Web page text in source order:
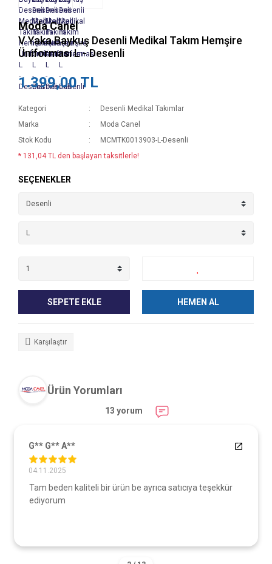
Moda Canel
V Yaka Baykuş Desenli Medikal Takım Hemşire
Üniforması L - Desenli
1.399,00 TL
Kategori
Desenli Medikal Takımlar
Marka
Moda Canel
Stok Kodu
MCMTK0013903-L-Desenli
* 131,04 TL den başlayan taksitlerle!
SEÇENEKLER
SEPETE EKLE HEMEN AL
Karşılaştır
Ürün Yorumları
13 yorum
G** G** A**
04.11.2025
Tam beden kaliteli bir ürün be ayrıca satıcıya teşekkür
ediyorum